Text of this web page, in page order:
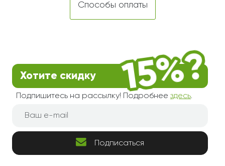
Способы оплаты
Хотите скидку
Подпишитесь на рассылку! Подробнее здесь.
Подписаться